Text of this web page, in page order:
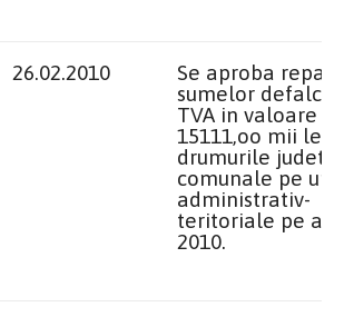
26.02.2010
Se aproba
sumelor
TVA in valoare
15111,oo mii lei,
drumurile
comunale pe
administrativ-
teritoriale pe
2010.